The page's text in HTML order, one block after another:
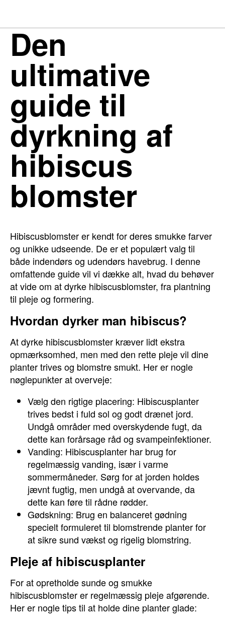
Den
ultimative
guide til
dyrkning af
hibiscus
blomster
Hibiscusblomster er kendt for deres smukke farver
og unikke udseende. De er et populært valg til
både indendørs og udendørs havebrug. I denne
omfattende guide vil vi dække alt, hvad du behøver
at vide om at dyrke hibiscusblomster, fra plantning
til pleje og formering.
Hvordan dyrker man hibiscus?
At dyrke hibiscusblomster kræver lidt ekstra
opmærksomhed, men med den rette pleje vil dine
planter trives og blomstre smukt. Her er nogle
nøglepunkter at overveje:
Vælg den rigtige placering: Hibiscusplanter
trives bedst i fuld sol og godt drænet jord.
Undgå områder med overskydende fugt, da
dette kan forårsage råd og svampeinfektioner.
Vanding: Hibiscusplanter har brug for
regelmæssig vanding, især i varme
sommermåneder. Sørg for at jorden holdes
jævnt fugtig, men undgå at overvande, da
dette kan føre til rådne rødder.
Gødskning: Brug en balanceret gødning
specielt formuleret til blomstrende planter for
at sikre sund vækst og rigelig blomstring.
Pleje af hibiscusplanter
For at opretholde sunde og smukke
hibiscusblomster er regelmæssig pleje afgørende.
Her er nogle tips til at holde dine planter glade: